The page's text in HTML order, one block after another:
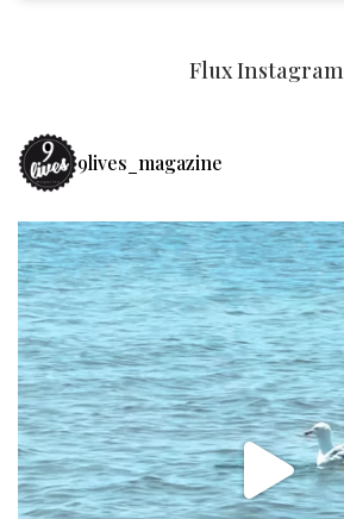
Flux Instagram
9lives_magazine